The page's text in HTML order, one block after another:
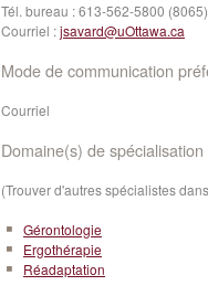
Tél. bureau :613-562-5800 (8065)
Courriel :jsavard@uOttawa.ca
Mode de communication
Courriel
Domaine(s) de spécialisation
(Trouver d'autres spécialistes
Gérontologie
Ergothérapie
Réadaptation